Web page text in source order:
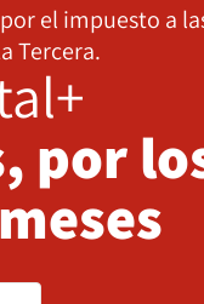
el impuesto a
Tercera.
por